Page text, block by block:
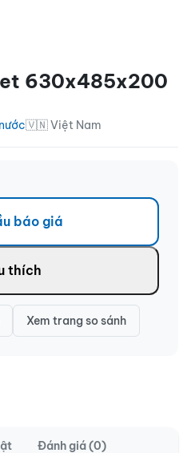
630x485x200
🇻🇳 Việt Nam
báo giá
thích
Xem trang so sánh
Đánh giá (0)